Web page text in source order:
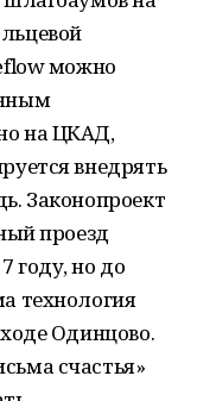
можно
на ЦКАД,
внедрять
Законопроект
проезд
году, но до
технология
Одинцово.
счастья»